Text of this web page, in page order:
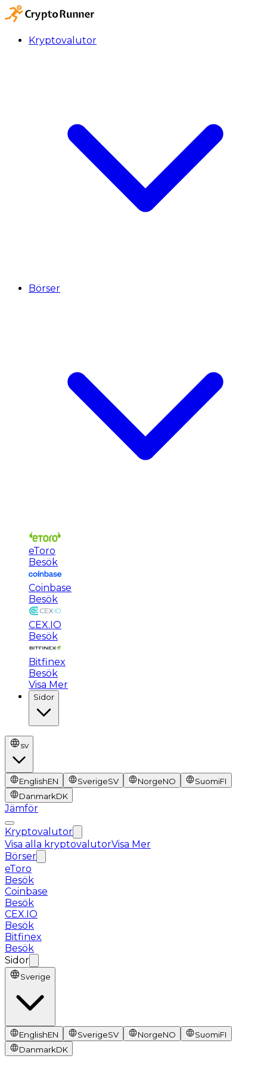
Kryptovalutor
Börser
eToro
Besök
Coinbase
Besök
CEX.IO
Besök
Bitfinex
Besök
Visa Mer
Sidor
sv
EnglishEN SverigeSV NorgeNO SuomiFI
DanmarkDK
Jämför
Kryptovalutor
Visa alla kryptovalutorVisa Mer
Börser
eToro
Besök
Coinbase
Besök
CEX.IO
Besök
Bitfinex
Besök
Sidor
Sverige
EnglishEN SverigeSV NorgeNO SuomiFI
DanmarkDK